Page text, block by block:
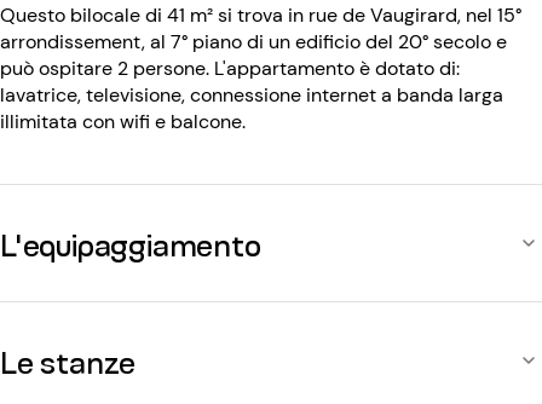
Questo bilocale di 41 m² si trova in rue de Vaugirard, nel 15°
arrondissement, al 7° piano di un edificio del 20° secolo e
può ospitare 2 persone. L'appartamento è dotato di:
lavatrice, televisione, connessione internet a banda larga
illimitata con wifi e balcone.
L'equipaggiamento
Le stanze